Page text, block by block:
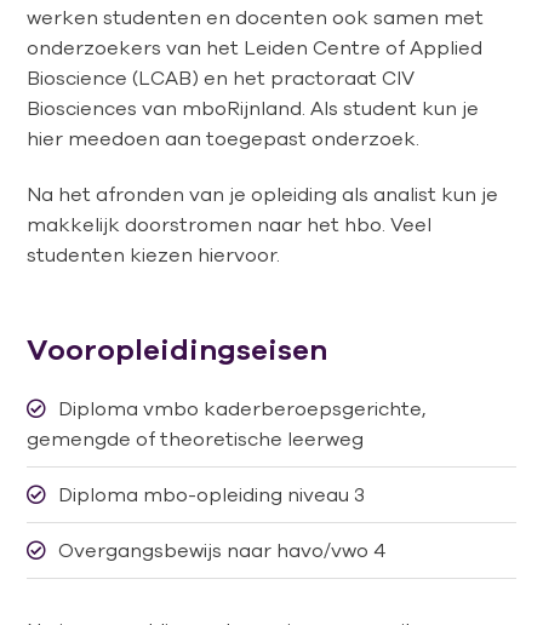
werken studenten en docenten ook samen met
onderzoekers van het Leiden Centre of Applied
Bioscience (LCAB) en het practoraat CIV
Biosciences van mboRijnland. Als student kun je
hier meedoen aan toegepast onderzoek.
Na het afronden van je opleiding als analist kun je
makkelijk doorstromen naar het hbo. Veel
studenten kiezen hiervoor.
Vooropleidingseisen
Diploma vmbo kaderberoepsgerichte,
gemengde of theoretische leerweg
Diploma mbo-opleiding niveau 3
Overgangsbewijs naar havo/vwo 4